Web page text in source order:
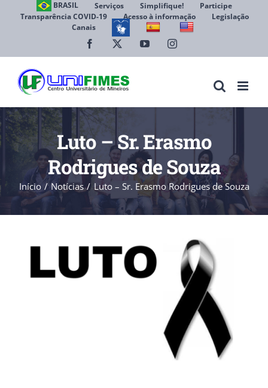
BRASIL Serviços Simplifique!
Participe
Transparência COVID-19
Acesso à informação
Legislação
Canais
Facebook YouTubeInstagram
Luto – Sr. Erasmo
Rodrigues de Souza
Início Notícias Luto – Sr. Erasmo Rodrigues de Souza